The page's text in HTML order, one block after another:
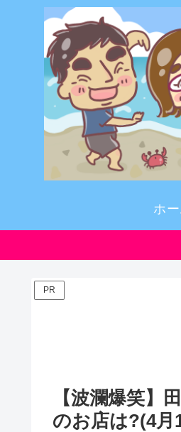
ホ
PR
【波瀾爆笑】
のお店は?(4月